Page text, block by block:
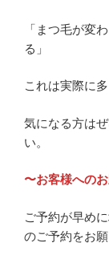
「まつ毛が変
る」
これは実際に
気になる方は
い。
〜お客様への
ご予約が早め
のご予約をお願